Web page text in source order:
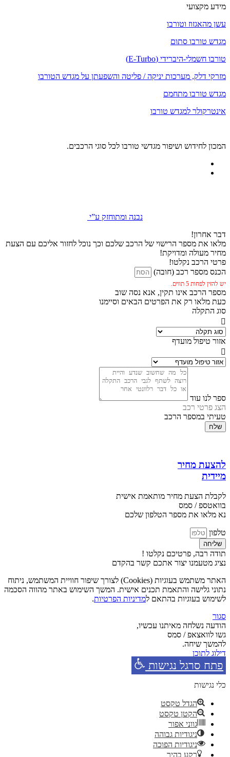
מידע מקצועי
עשן מהאגזוז וטורבו
מגדש טורבו סתום
טורבו חשמלי-היברידי (E-Turbo)
מזרקי דלק, מערכות יניקה / פליטה והשפעתן על מגדש הטורבו
מגדש טורבו מתחמם
אינטרקולר למגדש טורבו
המכון לחידוש ושיפור מגדשי טורבו לכל סוגי הרכבים.
נבנה ומתוחזק ע”י
דבר אחרון!
מלאו את מספר הרישוי של הרכב שלכם וכך נוכל לחזור אליכם עם הצעת
מחיר מעולה ומדויקת!
פרטי הרכב נקלטו!
הכנס מספר רכב (חובה)
יש להזין לפחות 5 תווים.
מספר הרכב אינו תקין, אנא נסה שוב
כעת מלאו רק את הפרטים הבאים וסיימנו
סוג התקלה
אזור טיפול מועדף
ספר לנו עוד
הצג פרטי רכב
טעיתי במספר הרכב
שלח
להצעת מחיר
מיידית
לקבלת הצעת מחיר מותאמת אישית
בוואטספ / סמס
נא מלאו את מספר הטלפון שלכם
טלפון
שליחה
תודה רבה, פרטיכם נקלטו !
נציג מטעמנו יצור אתכם קשר בהקדם
האתר משתמש בעוגיות (Cookies) לצורך שיפור חוויית המשתמש, ניתוח
נתוני גלישה והתאמת תכנים אישית. המשך השימוש באתר מהווה הסכמה
לשימוש בעוגיות בהתאם למדיניות הפרטיות.
סגור
הודעה נשלחה מאיתנו עכשיו,
גשו לוואצאפ / סמס
להמשך שיחה.
דילוג לתוכן
פתח סרגל נגישות
כלי נגישות
הגדל טקסט
הקטן טקסט
גווני אפור
ניגודיות גבוהה
ניגודיות הפוכה
רקע בהיר